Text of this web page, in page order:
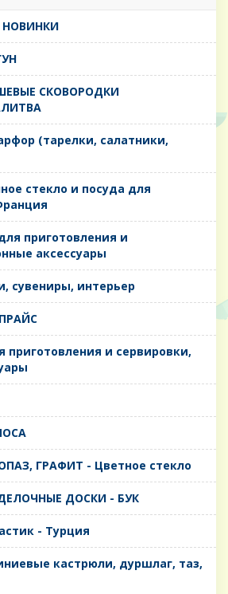
НОВИНКИ
СКОВОРОДКИ
(тарелки, салатники,
стекло и посуда для
приготовления и
аксессуары
сувениры, интерьер
приготовления и сервировки,
ГРАФИТ - Цветное стекло
ДОСКИ - БУК
- Турция
кастрюли, дуршлаг, таз,